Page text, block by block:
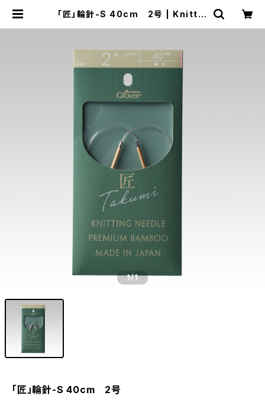
「匠」輪針-S 40cm 2号 | Knittin
1/1
「匠」輪針-S 40cm 2号